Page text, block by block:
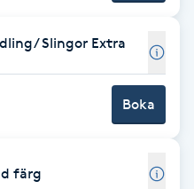
Slingor Extra
Boka
färg